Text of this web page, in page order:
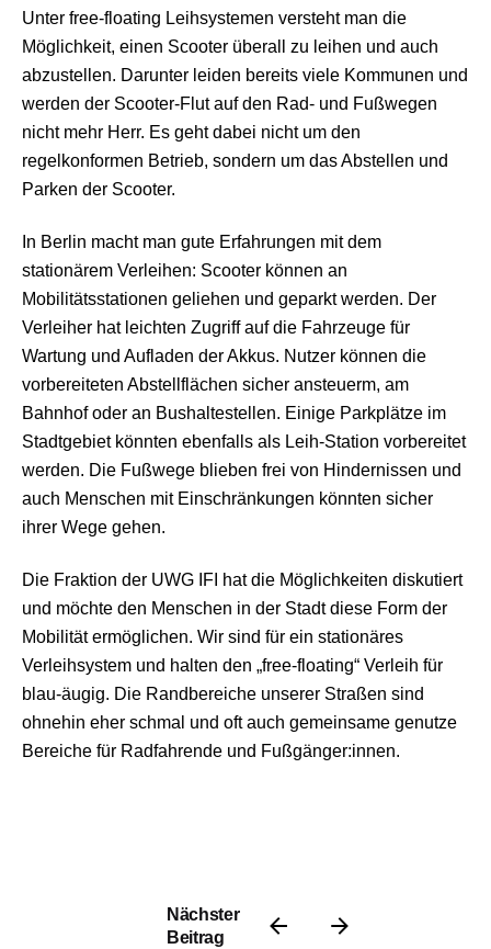
Unter free-floating Leihsystemen versteht man die
Möglichkeit, einen Scooter überall zu leihen und auch
abzustellen. Darunter leiden bereits viele Kommunen und
werden der Scooter-Flut auf den Rad- und Fußwegen
nicht mehr Herr. Es geht dabei nicht um den
regelkonformen Betrieb, sondern um das Abstellen und
Parken der Scooter.
In Berlin macht man gute Erfahrungen mit dem
stationärem Verleihen: Scooter können an
Mobilitätsstationen geliehen und geparkt werden. Der
Verleiher hat leichten Zugriff auf die Fahrzeuge für
Wartung und Aufladen der Akkus. Nutzer können die
vorbereiteten Abstellflächen sicher ansteuerm, am
Bahnhof oder an Bushaltestellen. Einige Parkplätze im
Stadtgebiet könnten ebenfalls als Leih-Station vorbereitet
werden. Die Fußwege blieben frei von Hindernissen und
auch Menschen mit Einschränkungen könnten sicher
ihrer Wege gehen.
Die Fraktion der UWG IFI hat die Möglichkeiten diskutiert
und möchte den Menschen in der Stadt diese Form der
Mobilität ermöglichen. Wir sind für ein stationäres
Verleihsystem und halten den „free-floating“ Verleih für
blau-äugig. Die Randbereiche unserer Straßen sind
ohnehin eher schmal und oft auch gemeinsame genutze
Bereiche für Radfahrende und Fußgänger:innen.
Nächster
Beitrag